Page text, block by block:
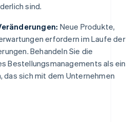
sind.
Neue Produkte,
erfordern im Laufe der
Behandeln Sie die
Bestellungsmanagements als ein
das sich mit dem Unternehmen